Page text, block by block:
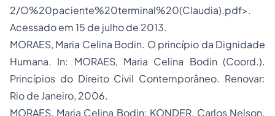
2/O%20paciente%20terminal%20(Claudia).pdf>.
Acessado em 15 de julho de 2013.
MORAES, Maria Celina Bodin. O princípio da Dignidade
Humana. In: MORAES, Maria Celina Bodin (Coord.).
Princípios do Direito Civil Contemporâneo. Renovar:
Rio de Janeiro, 2006.
MORAES, Maria Celina Bodin; KONDER, Carlos Nelson.